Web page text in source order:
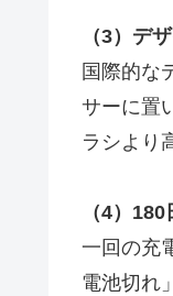
（3）デ
国際的な
サーに置
ラシより
（4）
一回の充
電池切れ